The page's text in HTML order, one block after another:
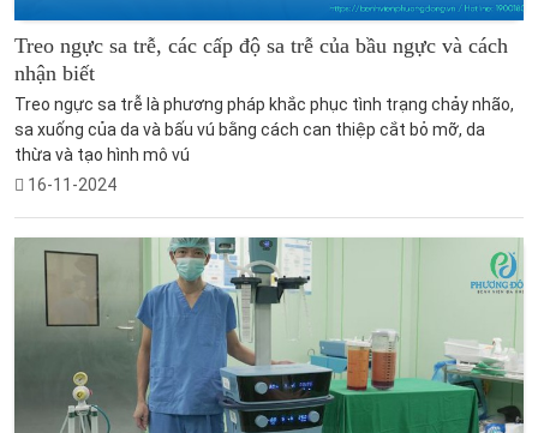
Treo ngực sa trễ, các cấp độ sa trễ của bầu ngực và cách
nhận biết
Treo ngực sa trễ là phương pháp khắc phục tình trạng chảy nhão,
sa xuống của da và bấu vú bằng cách can thiệp cắt bỏ mỡ, da
thừa và tạo hình mô vú
16-11-2024